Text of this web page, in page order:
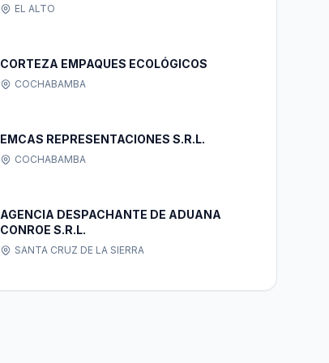
EL ALTO
CORTEZA EMPAQUES ECOLÓGICOS
COCHABAMBA
EMCAS REPRESENTACIONES S.R.L.
COCHABAMBA
AGENCIA DESPACHANTE DE ADUANA
CONROE S.R.L.
SANTA CRUZ DE LA SIERRA